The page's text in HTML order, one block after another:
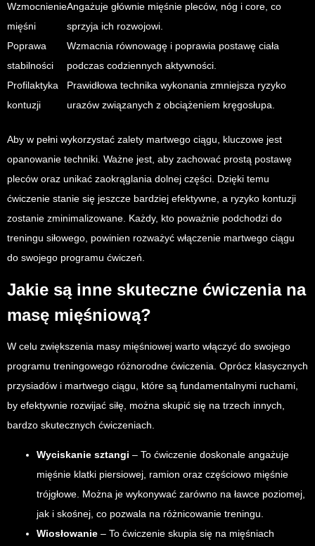
Wzmocnienie
mięśni
Angażuje głównie mięśnie pleców, nóg i core, co
sprzyja ich rozwojowi.
Poprawa
stabilności
Wzmacnia równowagę i poprawia postawę ciała
podczas codziennych aktywności.
Profilaktyka
kontuzji
Prawidłowa technika wykonania zmniejsza ryzyko
urazów związanych z obciążeniem kręgosłupa.
Aby w pełni wykorzystać zalety martwego ciągu, kluczowe jest
opanowanie techniki. Ważne jest, aby zachować prostą postawę
pleców oraz unikać zaokrąglania dolnej części. Dzięki temu
ćwiczenie stanie się jeszcze bardziej efektywne, a ryzyko kontuzji
zostanie zminimalizowane. Każdy, kto poważnie podchodzi do
treningu siłowego, powinien rozważyć włączenie martwego ciągu
do swojego programu ćwiczeń.
Jakie są inne skuteczne ćwiczenia na
masę mięśniową?
W celu zwiększenia masy mięśniowej warto włączyć do swojego
programu treningowego różnorodne ćwiczenia. Oprócz klasycznych
przysiadów i martwego ciągu, które są fundamentalnymi ruchami,
by efektywnie rozwijać siłę, można skupić się na trzech innych,
bardzo skutecznych ćwiczeniach.
Wyciskanie sztangi – To ćwiczenie doskonale angażuje
mięśnie klatki piersiowej, ramion oraz częściowo mięśnie
trójgłowe. Można je wykonywać zarówno na ławce poziomej,
jak i skośnej, co pozwala na różnicowanie treningu.
Wiosłowanie – To ćwiczenie skupia się na mięśniach